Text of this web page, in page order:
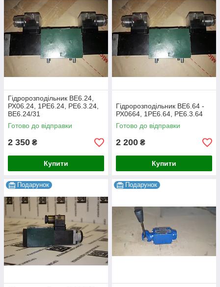
Гідророзподільник ВЕ6.24,
РХ06.24, 1РЕ6.24, РЕ6.3.24,
ВЕ6.24/31
Готово до відправки
2 350 ₴
Купити
Гідророзподільник ВЕ6.64 -
РХ0664, 1РЕ6.64, РЕ6.3.64
Готово до відправки
2 200 ₴
Купити
Подарунок Подарунок